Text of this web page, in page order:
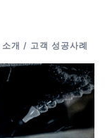
개 / 고객 성공사례